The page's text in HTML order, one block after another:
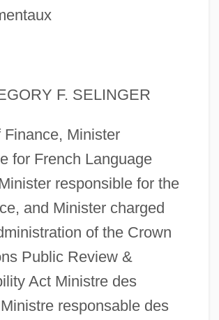
F. SELINGER
Finance, Minister
for French Language
responsible for the
and Minister charged
of the Crown
Public Review &
Act Ministre des
responsable des